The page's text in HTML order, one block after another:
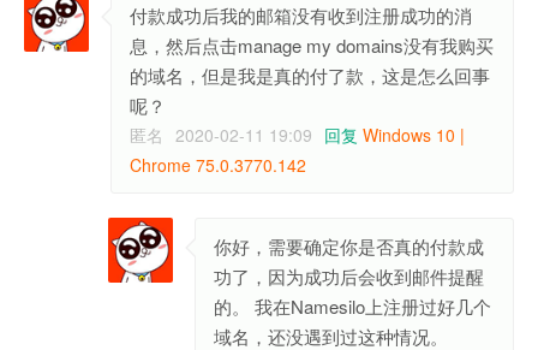
付款成功后我的邮箱没有收到注册成功的消
息，然后点击manage my domains没有我购买
的域名，但是我是真的付了款，这是怎么回事
呢？
匿名 2020-02-11 19:09 回复 Windows 10 |
Chrome 75.0.3770.142
你好，需要确定你是否真的付款成
功了，因为成功后会收到邮件提醒
的。 我在Namesilo上注册过好几个
域名，还没遇到过这种情况。